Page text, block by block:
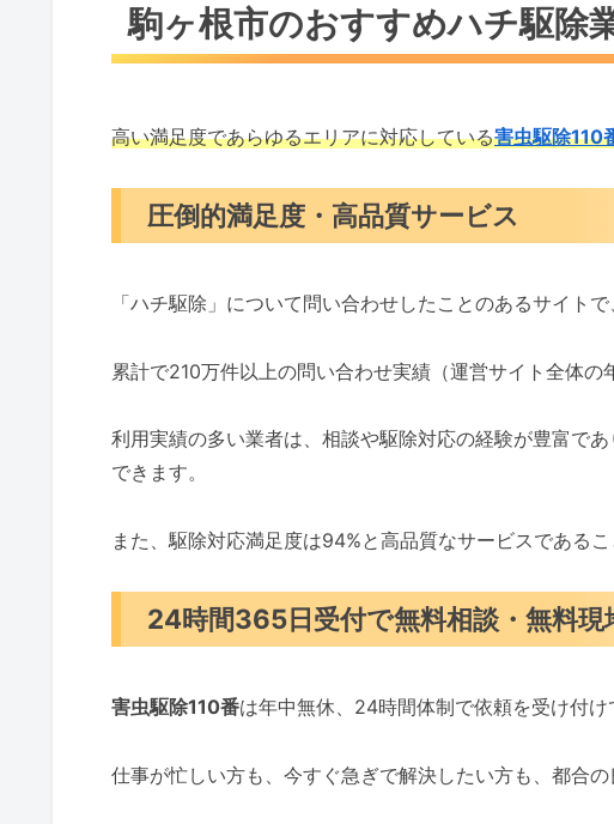
駒ヶ根市のおすすめハチ駆除
高い満足度であらゆるエリアに対応している害虫駆除110
圧倒的満足度・高品質サービス
「ハチ駆除」について問い合わせしたことのあるサイト
累計で210万件以上の問い合わせ実績（運営サイト全体の
利用実績の多い業者は、相談や駆除対応の経験が豊富で
できます。
また、駆除対応満足度は94%と高品質なサービスであるこ
24時間365日受付で無料相談・無料現
害虫駆除110番は年中無休、24時間体制で依頼を受け付け
仕事が忙しい方も、今すぐ急ぎで解決したい方も、都合の